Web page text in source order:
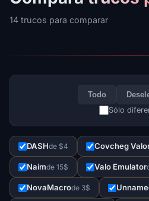
14 trucos para comparar
Todo
Sólo
DASHde $4 Covcheg
Naimde 15$ Valo Emulator
NovaMacrode 3$